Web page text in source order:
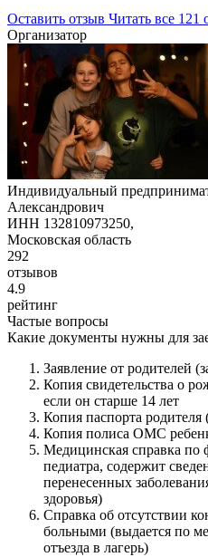
Оставить отзыв Читать все 121
Организатор
Индивидуальный
Александрович
ИНН 132810973250,
Московская область
292
отзывов
4.9
рейтинг
Частые вопросы
Какие документы нужны для
Заявление от родителей
Копия свидетельства о
если он старше 14 лет
Копия паспорта родителя
Копия полиса ОМС
Медицинская справка по
педиатра, содержит
перенесенных
здоровья)
Справка об отсутствии
больными (выдается по
отъезда в лагерь)